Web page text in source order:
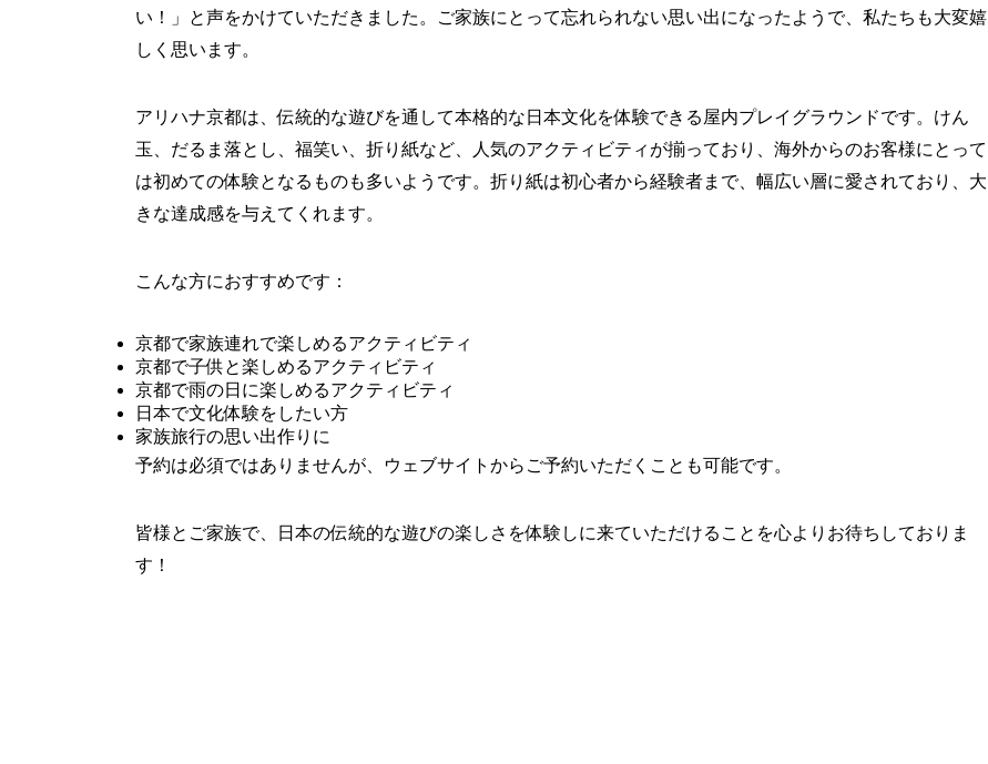
い！」と声をかけていただきました。ご家族にとって忘れられない思い出になったようで、私たちも大変嬉
しく思います。
アリハナ京都は、伝統的な遊びを通して本格的な日本文化を体験できる屋内プレイグラウンドです。けん
玉、だるま落とし、福笑い、折り紙など、人気のアクティビティが揃っており、海外からのお客様にとって
は初めての体験となるものも多いようです。折り紙は初心者から経験者まで、幅広い層に愛されており、大
きな達成感を与えてくれます。
こんな方におすすめです：
京都で家族連れで楽しめるアクティビティ
京都で子供と楽しめるアクティビティ
京都で雨の日に楽しめるアクティビティ
日本で文化体験をしたい方
家族旅行の思い出作りに
予約は必須ではありませんが、ウェブサイトからご予約いただくことも可能です。
皆様とご家族で、日本の伝統的な遊びの楽しさを体験しに来ていただけることを心よりお待ちしておりま
す！